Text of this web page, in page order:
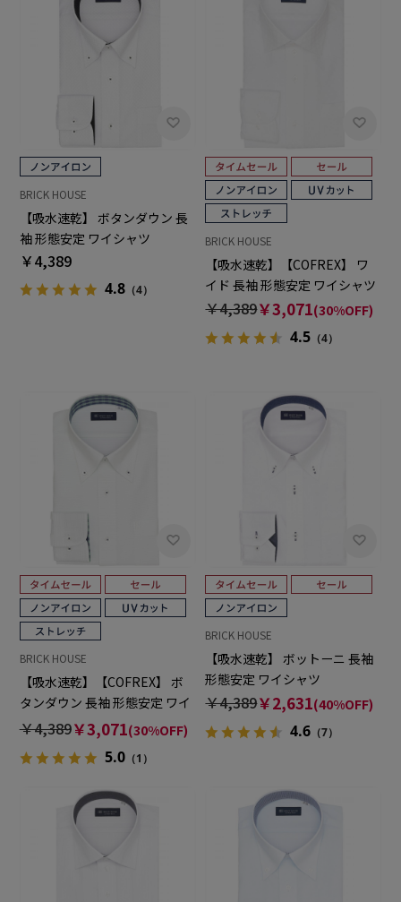
BRICK HOUSE
【吸水速乾】 ボタンダウン 長
袖 形態安定 ワイシャツ
￥4,389
4.8（4）
BRICK HOUSE
【吸水速乾】【COFREX】 ワ
イド 長袖 形態安定 ワイシャツ
￥4,389￥3,071(30%OFF)
4.5 （4）
BRICK HOUSE
【吸水速乾】【COFREX】 ボ
タンダウン 長袖 形態安定 ワイ
シャツ
￥4,389￥3,071(30%OFF)
5.0（1）
BRICK HOUSE
【吸水速乾】 ボットーニ 長袖
形態安定 ワイシャツ
￥4,389￥2,631(40%OFF)
4.6 （7）